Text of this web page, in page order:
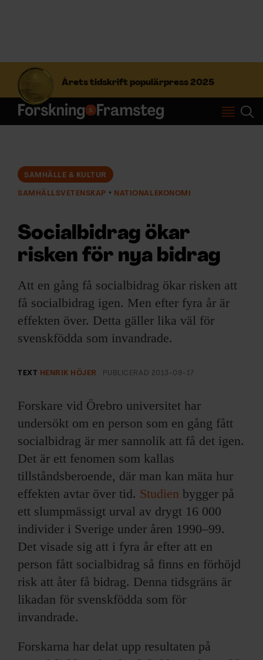
Årets tidskrift populärpress 2025
S
f
t
Prenumerera
ÄMNEN
ARKIV & E-TIDNING
LYSSNA/PODD
EVENEMANG & RESOR
SKRIV I F&F
PRENUMERERA PÅ F&F
ANNONSERA I F&F
OM F&F
SAMHÄLLE & KULTUR
SAMHÄLLSVETENSKAP NATIONALEKONOMI
Socialbidrag ökar
risken för nya bidrag
Att en gång få socialbidrag ökar risken att
få socialbidrag igen. Men efter fyra år är
effekten över. Detta gäller lika väl för
svenskfödda som invandrade.
TEXT HENRIK HÖJER PUBLICERAD 2013-09-17
Forskare vid Örebro universitet har
undersökt om en person som en gång fått
socialbidrag är mer sannolik att få det igen.
Det är ett fenomen som kallas
tillståndsberoende, där man kan mäta hur
effekten avtar över tid. Studien bygger på
ett slumpmässigt urval av drygt 16 000
individer i Sverige under åren 1990–99.
Det visade sig att i fyra år efter att en
person fått socialbidrag så finns en förhöjd
risk att åter få bidrag. Denna tidsgräns är
likadan för svenskfödda som för
invandrade.
Forskarna har delat upp resultaten på